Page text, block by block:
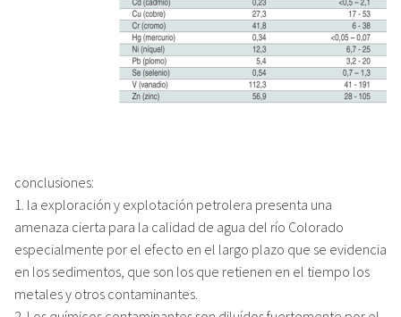
conclusiones:
1. la exploración y explotación petrolera presenta una
amenaza cierta para la calidad de agua del río Colorado
especialmente por el efecto en el largo plazo que se evidencia
en los sedimentos, que son los que retienen en el tiempo los
metales y otros contaminantes.